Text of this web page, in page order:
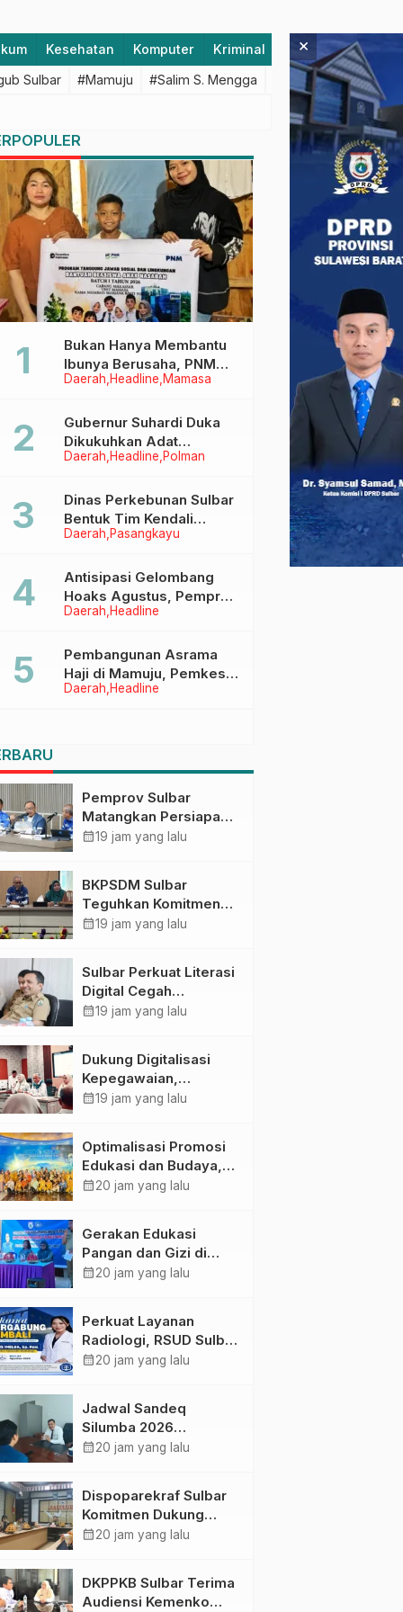
Kesehatan Komputer Kriminal Lifestyle
Sulbar #Mamuju #Salim S. Mengga #featured #Polda
Daerah Headline Mamasa
Bukan Hanya Membantu
Ibunya Berusaha, PNM
Juga Menjaga Mimpi
Menggapai Cita-Cita
Daerah Headline Polman
Gubernur Suhardi Duka
Dikukuhkan Adat
Balanipa, Raih Gelar Sulo
Daerah Pasangkayu
Dinas Perkebunan Sulbar
Bentuk Tim Kendali
Internal ICS untuk Dukung
di Pasangkayu
Daerah Headline
Antisipasi Gelombang
Hoaks Agustus, Pemprov
Sulbar Ajak Warga Jaga
Daerah Headline
Pembangunan Asrama
Haji di Mamuju, Pemkesra
dan Kementerian Haji
Pemprov Sulbar
Matangkan Persiapan
HUT Ke-81 RI, Puncak
calendar_month19 jam yang lalu
BKPSDM Sulbar
Teguhkan Komitmen
Pengembangan
Penandatanganan
Perjanjian Tugas
Belajar 2026
calendar_month19 jam yang lalu
Sulbar Perkuat Literasi
Digital Cegah
Kejahatan Love
calendar_month19 jam yang lalu
Dukung Digitalisasi
Kepegawaian,
DPMPTSP Sulbar Siap
calendar_month19 jam yang lalu
Optimalisasi Promosi
Edukasi dan Budaya,
Anjungan Provinsi
Bersama Sky World
TMII
calendar_month20 jam yang lalu
Gerakan Edukasi
Pangan dan Gizi di
Mamasa: Tingkatkan
dalam Pemenuhan Gizi
calendar_month20 jam yang lalu
Perkuat Layanan
Radiologi, RSUD Sulbar
Sambut Kembali dr. Iis
calendar_month20 jam yang lalu
Jadwal Sandeq
Silumba 2026
Disesuaikan,
Tetap Dimatangkan
calendar_month20 jam yang lalu
Dispoparekraf Sulbar
Komitmen Dukung
Penyusunan RAD
calendar_month20 jam yang lalu
DKPPKB Sulbar Terima
Audiensi Kemenko
×